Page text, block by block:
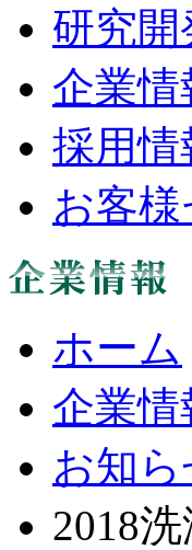
研究開
企業情
採用情
お客
ホーム
企業情
お知ら
2018